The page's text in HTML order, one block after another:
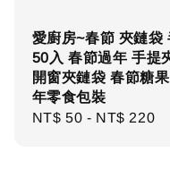
愛廚房~春節 夾鏈袋
50入 春節過年 手提
開窗夾鏈袋 春節糖
年零食包裝
Regular
NT$ 50 - NT$ 220